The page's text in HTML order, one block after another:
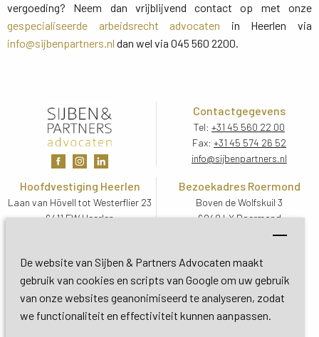
De website van Sijben & Partners Advocaten maakt
gebruik van cookies en scripts van Google om uw gebruik
van onze websites geanonimiseerd te analyseren, zodat
we functionaliteit en effectiviteit kunnen aanpassen.
vergoeding? Neem dan vrijblijvend contact op met onze
gespecialiseerde arbeidsrecht advocaten in Heerlen via
info@sijbenpartners.nl dan wel via 045 560 2200.
Contactgegevens
Tel: +31 45 560 22 00
Fax: +31 45 574 26 52
info@sijbenpartners.nl
Hoofdvestiging Heerlen
Laan van Hövell tot Westerflier 23
6411 EW Heerlen
Bezoekadres Roermond
Boven de Wolfskuil 3
6049 LX Roermond
Routebeschrijving
Bezoekadres De Bilt
Soestdijkseweg Zuid 13
3732 HC De Bilt (Utrecht)